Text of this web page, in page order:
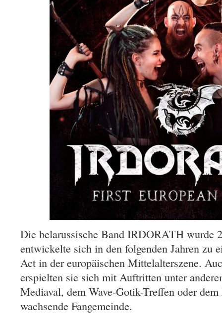
Die belarussische Band IRDORATH wurde
entwickelte sich in den folgenden Jahren zu
Act in der europäischen Mittelalterszene.
erspielten sie sich mit Auftritten unter
Mediaval, dem Wave-Gotik-Treffen oder
wachsende Fangemeinde.